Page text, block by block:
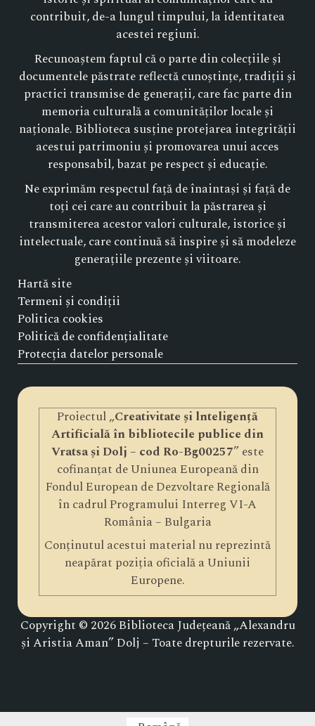
contribuit, de-a lungul timpului, la identitatea
acestei regiuni.
Recunoaștem faptul că o parte din colecțiile și
documentele păstrate reflectă cunoștințe, tradiții și
practici transmise de generații, care fac parte din
memoria culturală a comunităților locale și
naționale. Biblioteca susține protejarea integrității
acestui patrimoniu și promovarea unui acces
responsabil, bazat pe respect și educație.
Ne exprimăm respectul față de înaintași și față de
toți cei care au contribuit la păstrarea și
transmiterea acestor valori culturale, istorice și
intelectuale, care continuă să inspire și să modeleze
generațiile prezente și viitoare.
Hartă site
Termeni și condiții
Politica cookies
Politică de confidențialitate
Protecția datelor personale
Proiectul „Creativitate și lnteligență
Artificială în bibliotecile publice din
Vratsa și Dolj – cod Ro-Bg00257” este
cofinanțat de Uniunea Europeană din
Fondul European de Dezvoltare Regională
în cadrul Programului Interreg VI-A
România – Bulgaria
Conținutul acestui material nu reprezintă
neapărat poziția oficială a Uniunii
Europene.
Copyright © 2026 Biblioteca Județeană „Alexandru
și Aristia Aman” Dolj – Toate drepturile rezervate.